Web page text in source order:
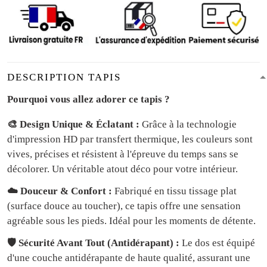
DESCRIPTION TAPIS
Pourquoi vous allez adorer ce tapis ?
🎨 Design Unique & Éclatant : Grâce à la technologie
d'impression HD par transfert thermique, les couleurs sont
vives, précises et résistent à l'épreuve du temps sans se
décolorer. Un véritable atout déco pour votre intérieur.
☁️ Douceur & Confort : Fabriqué en tissu tissage plat
(surface douce au toucher), ce tapis offre une sensation
agréable sous les pieds. Idéal pour les moments de détente.
🛡️ Sécurité Avant Tout (Antidérapant) : Le dos est équipé
d'une couche antidérapante de haute qualité, assurant une